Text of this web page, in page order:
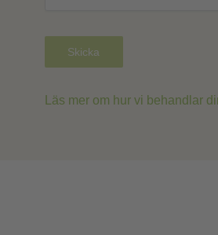
Skicka
Läs mer om hur vi behandlar